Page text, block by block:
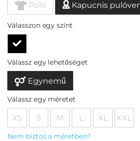
Póló Kapucnis pulóver
Válasszon egy színt
Válassz egy lehetőséget
Egynemű
Válassz egy méretet
XS S M L XL XXL
Nem biztos a méretben?